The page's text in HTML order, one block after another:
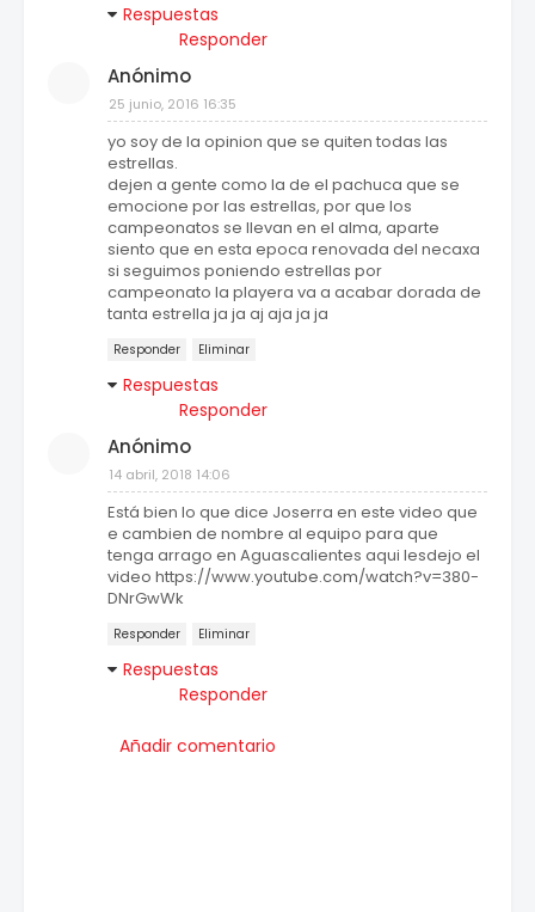
Respuestas
Responder
Anónimo
25 junio, 2016 16:35
yo soy de la opinion que se quiten todas las
estrellas.
dejen a gente como la de el pachuca que se
emocione por las estrellas, por que los
campeonatos se llevan en el alma, aparte
siento que en esta epoca renovada del necaxa
si seguimos poniendo estrellas por
campeonato la playera va a acabar dorada de
tanta estrella ja ja aj aja ja ja
Responder Eliminar
Respuestas
Responder
Anónimo
14 abril, 2018 14:06
Está bien lo que dice Joserra en este video que
e cambien de nombre al equipo para que
tenga arrago en Aguascalientes aqui lesdejo el
video https://www.youtube.com/watch?v=380-
DNrGwWk
Responder Eliminar
Respuestas
Responder
Añadir comentario